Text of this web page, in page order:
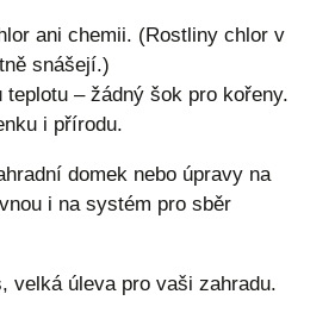
ani chemii. (Rostliny chlor v
snášejí.)
teplotu – žádný šok pro kořeny.
i přírodu.
domek nebo úpravy na
i na systém pro sběr
velká úleva pro vaši zahradu.